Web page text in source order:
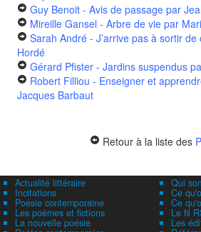
Guy Benoit - Avis de passage par
Mireille Gansel - Arbre de vie par
Sarah André - J’arrive pas à sortir de
Hordé
Gérard Pfister - Jardins suspendus
Robert Filliou - Enseigner et
Jacques Barbaut
Retour à la liste des
Actualité littéraire
Incitations
Poésie contemporaine
Les poèmes et fictions
La nouvelle poésie
Qui
Ce
Ce
Le fil
Les